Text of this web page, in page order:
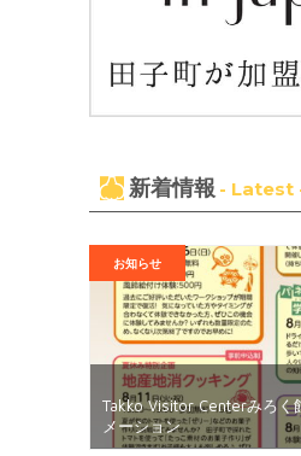
新着情報 - Latest
お知らせ
Takko Visitor Centerみろ
メーション